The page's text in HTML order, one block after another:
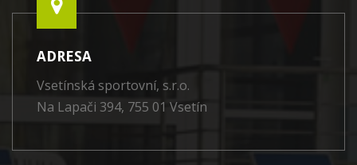
ADRESA
Vsetínská sportovní, s.r.o.
Na Lapači 394, 755 01 Vsetín